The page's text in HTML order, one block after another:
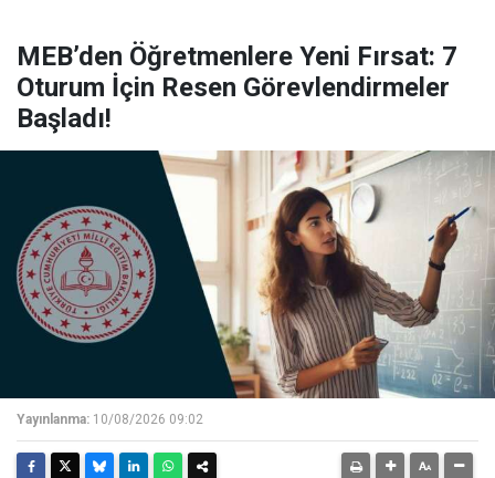
MEB’den Öğretmenlere Yeni Fırsat: 7
Oturum İçin Resen Görevlendirmeler
Başladı!
Yayınlanma: 10/08/2026 09:02